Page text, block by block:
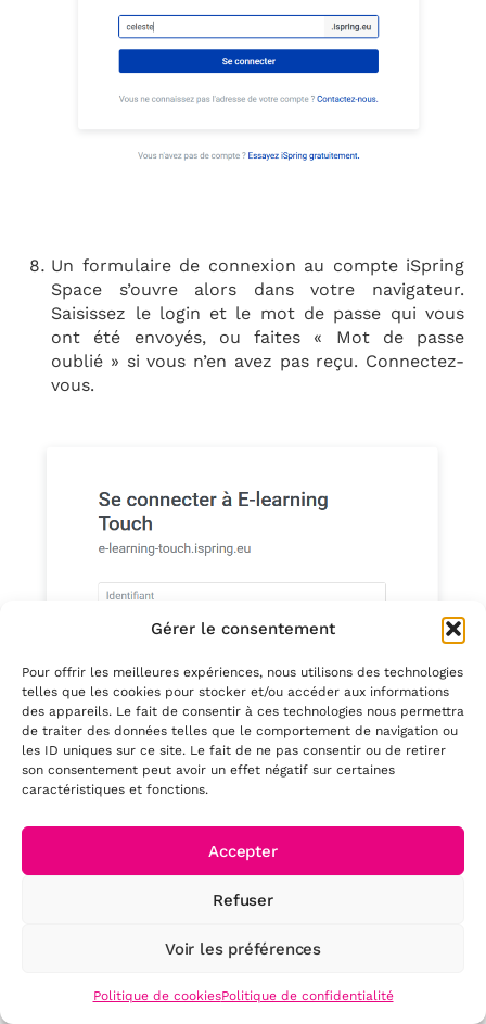
Gérer le consentement
Pour offrir les meilleures expériences, nous utilisons des technologies
telles que les cookies pour stocker et/ou accéder aux informations
des appareils. Le fait de consentir à ces technologies nous permettra
de traiter des données telles que le comportement de navigation ou
les ID uniques sur ce site. Le fait de ne pas consentir ou de retirer
son consentement peut avoir un effet négatif sur certaines
caractéristiques et fonctions.
Accepter
Refuser
Voir les préférences
Politique de cookiesPolitique de confidentialité
Un formulaire de connexion au compte iSpring
Space s’ouvre alors dans votre navigateur.
Saisissez le login et le mot de passe qui vous
ont été envoyés, ou faites « Mot de passe
oublié » si vous n’en avez pas reçu. Connectez-
vous.
Vous verrez apparaître un message indiquant
iSpring Space. Vous pouvez maintenant créer un
votre espace en ligne.